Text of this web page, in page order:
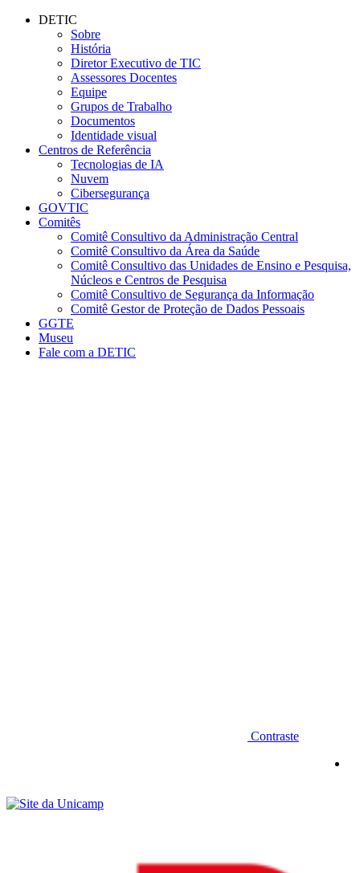
Conteúdo principal
DETIC
Sobre
História
Diretor Executivo de TIC
Assessores Docentes
Equipe
Grupos de Trabalho
Documentos
Identidade visual
Centros de Referência
Tecnologias de IA
Nuvem
Cibersegurança
GOVTIC
Comitês
Comitê Consultivo da Administração Central
Comitê Consultivo da Área da Saúde
Comitê Consultivo das Unidades de Ensino e Pesquisa,
Núcleos e Centros de Pesquisa
Comitê Consultivo de Segurança da Informação
Comitê Gestor de Proteção de Dados Pessoais
GGTE
Museu
Fale com a DETIC
Contraste